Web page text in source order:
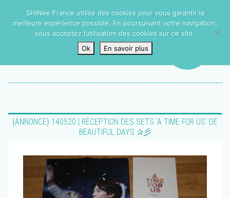
‎{ANNONCE} 140520 | RÉCEPTION DES SETS ‘A TIME FOR US’ DE
BEAUTIFUL DAYS ✰彡
SHINee France utilise des cookies pour vous garantir la
meilleure expérience possible. En poursuivant votre navigation,
vous acceptez l’utilisation des cookies sur ce site.
Ok
En savoir plus